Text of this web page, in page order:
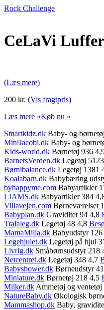
Rock Challenge
CeLaVi
(Læs mere)
200 kr. (Vis fragtpris)
Læs mere »Køb nu »
Smartkidz.dk Baby- og
MiniJacobi.dk Baby- og
Kids-world.dk Børnetøj 936
BarnetsVerden.dk Legetøj
Børnibalance.dk Legetøj 1381
Koalabarn.dk Babybæring
byhappyme.com Babyartikler
LIAMS.dk Babyartikler 384
Villavejen.com Børneværelset
Babyplan.dk Graviditet 94 4,8
Tralaleg.dk Legetøj 48 4,8
MamaMilla.dk Babyudstyr 126
Legehjulet.dk Legetøj på hjul
Livrig.dk Småbørnsudstyr 218
Netcentret.dk Legetøj 348 4,7
Babyshower.dk Børneudstyr
Miniature.dk Børnetøj 218 4,5
Milker.dk Ammetøj og ventetøj
NatureBaby.dk Økologisk
Mammashop.dk Baby,